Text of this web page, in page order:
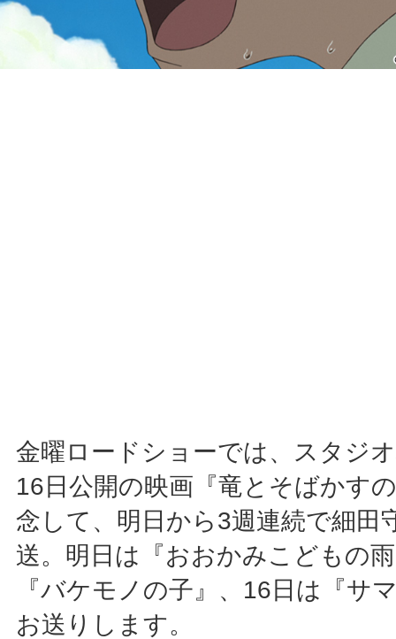
金曜ロードショーでは、スタジ
16日公開の映画『竜とそばかす
念して、明日から3週連続で細田
送。明日は『おおかみこどもの
『バケモノの子』、16日は『サ
お送りします。